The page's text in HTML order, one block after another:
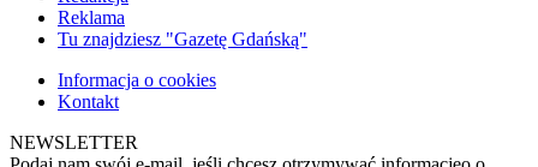
Reklama
Tu znajdziesz "Gazetę Gdańską"
Informacja o cookies
Kontakt
NEWSLETTER